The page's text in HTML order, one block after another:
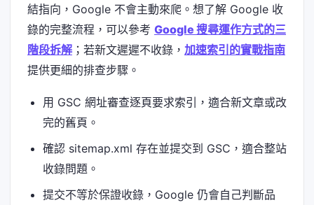
結指向，Google 不會主動來爬。想了解 Google 收
錄的完整流程，可以參考 Google 搜尋運作方式的三
階段拆解 ；若新文遲遲不收錄， 加速索引的實戰指南
提供更細的排查步驟。
用 GSC 網址審查逐頁要求索引，適合新文章或改
完的舊頁。
確認 sitemap.xml 存在並提交到 GSC，適合整站
收錄問題。
提交不等於保證收錄，Google 仍會自己判斷品